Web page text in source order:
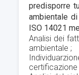
predisporre
ambientale
ISO 14021
Analisi dei
ambientale ;
certificazione